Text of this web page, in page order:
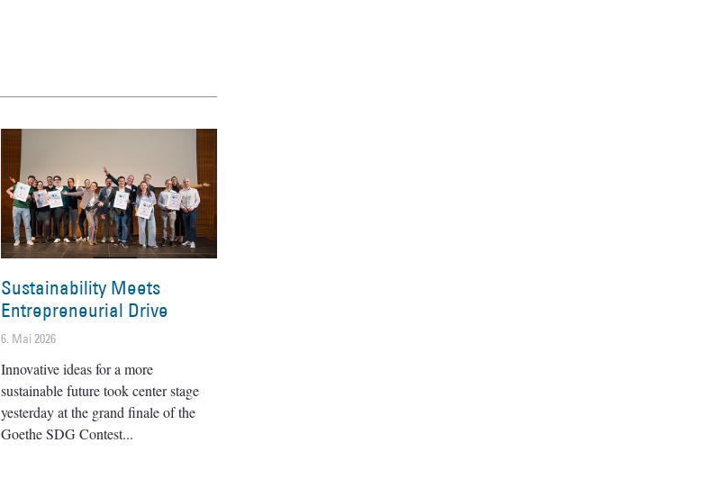
Sustainability Meets
Entrepreneurial Drive
6. Mai 2026
Innovative ideas for a more
sustainable future took center stage
yesterday at the grand finale of the
Goethe SDG Contest